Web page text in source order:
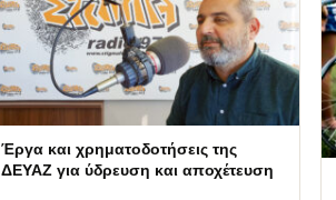
Έργα και χρηματοδοτήσεις της
ΔΕΥΑΖ για ύδρευση και αποχέτευση